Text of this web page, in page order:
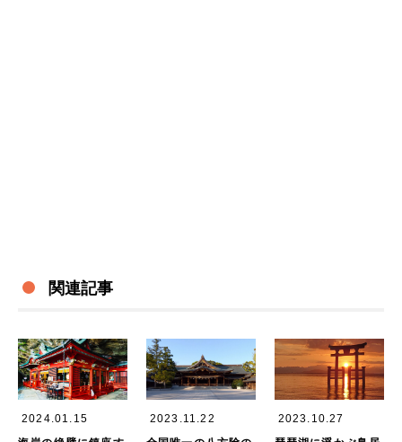
関連記事
2024.01.15
2023.11.22
2023.10.27